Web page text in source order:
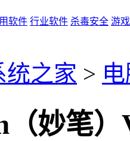
软件 行业软件 杀毒安全 游
统之家 >
（妙笔